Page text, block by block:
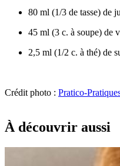
80 ml (1/3 de tasse) de
45 ml (3 c. à soupe) de
2,5 ml (1/2 c. à thé) de
Crédit photo : Pratico-
À découvrir aussi